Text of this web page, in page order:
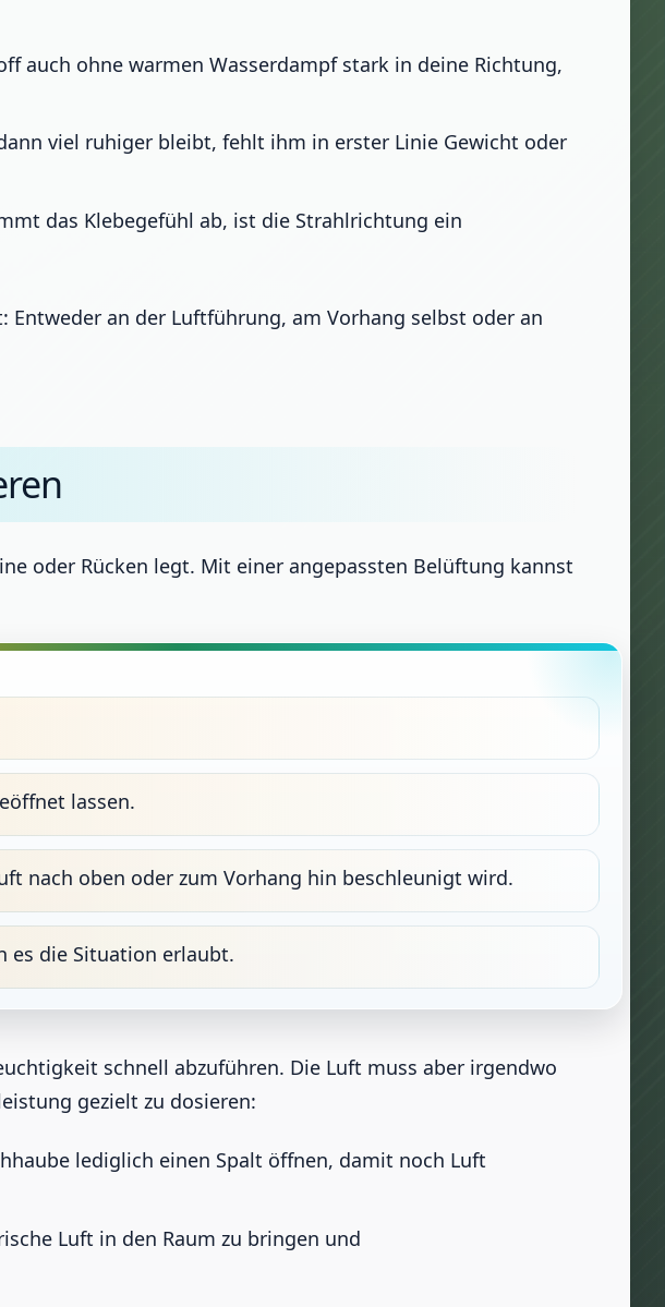
auch ohne warmen Wasserdampf stark in deine Richtung,
viel ruhiger bleibt, fehlt ihm in erster Linie Gewicht oder
das Klebegefühl ab, ist die Strahlrichtung ein
an der Luftführung, am Vorhang selbst oder an
oder Rücken legt. Mit einer angepassten Belüftung kannst
lassen.
nach oben oder zum Vorhang hin beschleunigt wird.
es die Situation erlaubt.
schnell abzuführen. Die Luft muss aber irgendwo
gezielt zu dosieren:
lediglich einen Spalt öffnen, damit noch Luft
Luft in den Raum zu bringen und